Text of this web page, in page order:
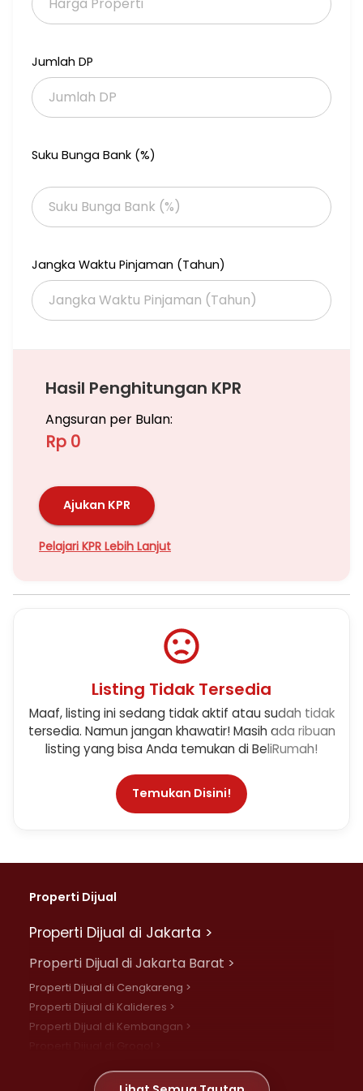
Jumlah lantai: 2 It
Kamar Tidur : 4 (3 KT lantai atas, 1 KT lantai bawah)
Kamar kerja/ studio : 1
Kamar Mandi: 3+1
Powder room: 1
Kamar Mandi ART : 1
Gudang: 1
Wifi: CBN
Carport: 2 mobil
Ruang makan
Dapur kotor
Taman dalam besar ( bisa dijadikan swimming pool)
Taman depan
Berminat Hubungi :
0838-7310-8717
Jumlah DP
Suku Bunga Bank (%)
Jangka Waktu Pinjaman (Tahun)
Hasil Penghitungan KPR
Angsuran per Bulan:
Rp 0
Ajukan KPR
Pelajari KPR Lebih Lanjut
Listing Tidak Tersedia
Maaf, listing ini sedang tidak aktif atau sudah tidak
tersedia. Namun jangan khawatir! Masih ada ribuan
listing yang bisa Anda temukan di BeliRumah!
Temukan Disini!
Properti Dijual
Properti Dijual di Jakarta >
Properti Dijual di Jakarta Barat >
Properti Dijual di Cengkareng >
Properti Dijual di Kalideres >
Properti Dijual di Kembangan >
Properti Dijual di Meruya >